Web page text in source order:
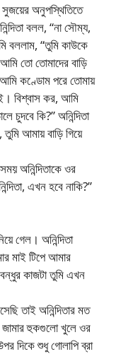
সুজয়ের অনুপস্থিতিতে
বলল, “না সৌম্য,
বললাম, “তুমি কাউকে
তো তোমাদের বাড়ি
কণ্ডোম পরে তোমায়
বিশ্বাস কর, আমি
কি?” অনিন্দিতা
আমায় বাড়ি গিয়ে
অনিন্দিতাকে ওর
এখন হবে নাকি?”
গেল। অনিন্দিতা
মাই টিপে আমার
কাজটা তুমি এখন
তাই অনিন্দিতার মত
জামার হুকগুলো খুলে ওর
দিকে শুধু গোলাপি ব্রা